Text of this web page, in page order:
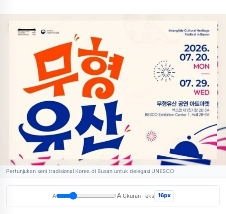
Pertunjukan seni tradisional Korea di Busan untuk delegasi UNESCO
A A Ukuran Teks 16px